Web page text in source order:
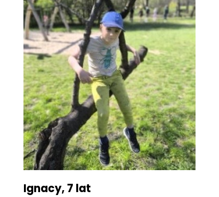
Ignacy, 7 lat